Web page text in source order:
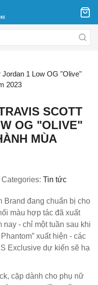
1 Low OG "Olive"
2023
SCOTT
OG "OLIVE"
MÙA
Categories: Tin tức
Brand đang chuẩn bị cho
màu hợp tác đã xuất
nay - chỉ một tuần sau khi
xuất hiện - các
Exclusive dự kiến sẽ hạ
cặp dành cho phụ nữ